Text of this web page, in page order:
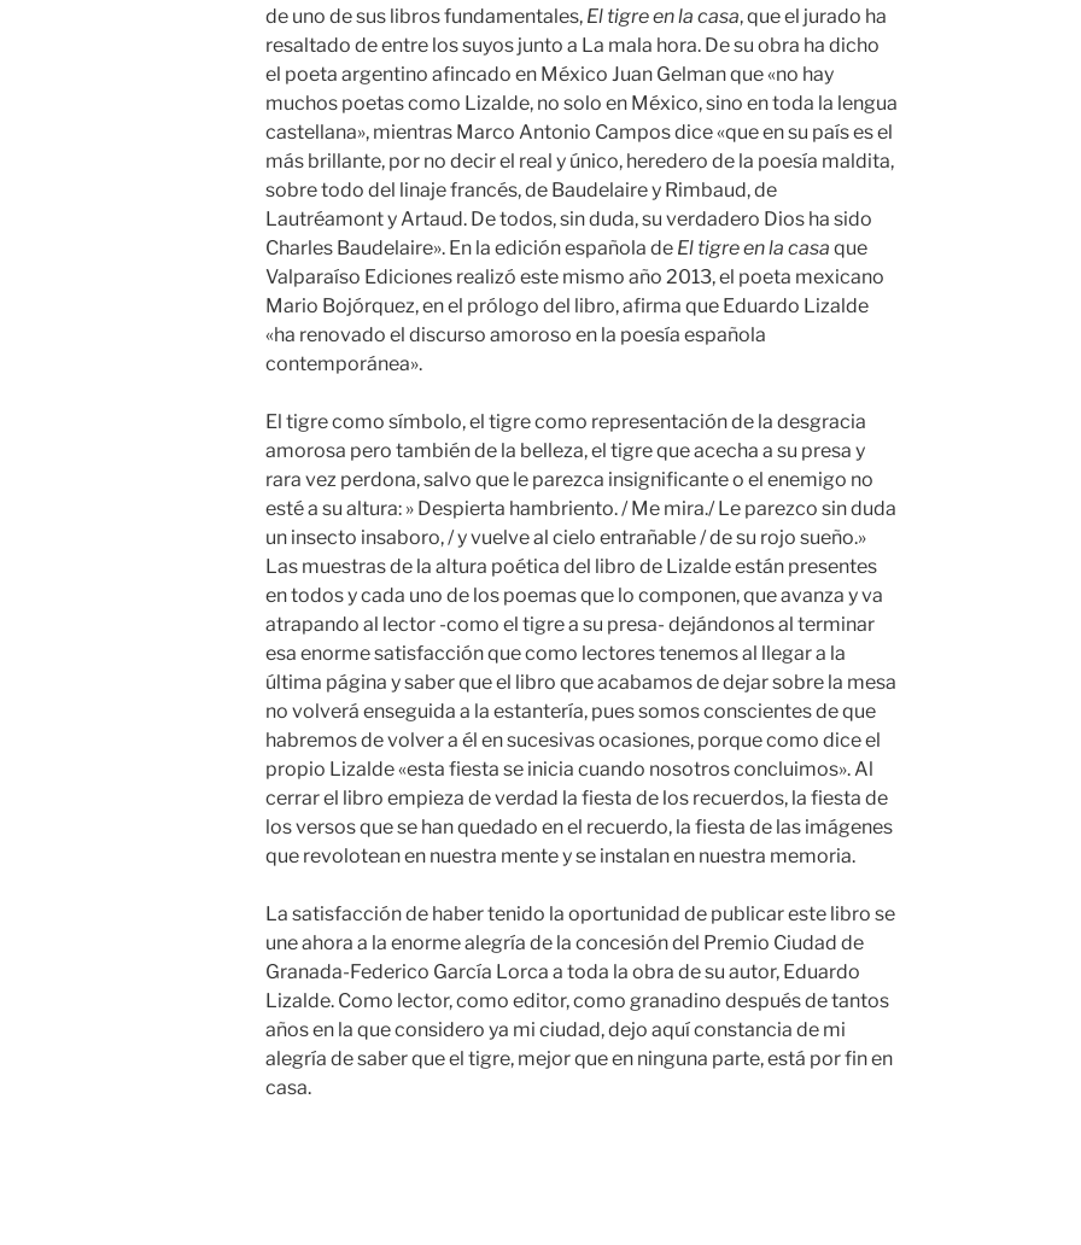
de uno de sus libros fundamentales, El tigre en la casa, que el jurado ha
resaltado de entre los suyos junto a La mala hora. De su obra ha dicho
el poeta argentino afincado en México Juan Gelman que «no hay
muchos poetas como Lizalde, no solo en México, sino en toda la lengua
castellana», mientras Marco Antonio Campos dice «que en su país es el
más brillante, por no decir el real y único, heredero de la poesía maldita,
sobre todo del linaje francés, de Baudelaire y Rimbaud, de
Lautréamont y Artaud. De todos, sin duda, su verdadero Dios ha sido
Charles Baudelaire». En la edición española de El tigre en la casa que
Valparaíso Ediciones realizó este mismo año 2013, el poeta mexicano
Mario Bojórquez, en el prólogo del libro, afirma que Eduardo Lizalde
«ha renovado el discurso amoroso en la poesía española
contemporánea».
El tigre como símbolo, el tigre como representación de la desgracia
amorosa pero también de la belleza, el tigre que acecha a su presa y
rara vez perdona, salvo que le parezca insignificante o el enemigo no
esté a su altura: » Despierta hambriento. / Me mira./ Le parezco sin duda
un insecto insaboro, / y vuelve al cielo entrañable / de su rojo sueño.»
Las muestras de la altura poética del libro de Lizalde están presentes
en todos y cada uno de los poemas que lo componen, que avanza y va
atrapando al lector -como el tigre a su presa- dejándonos al terminar
esa enorme satisfacción que como lectores tenemos al llegar a la
última página y saber que el libro que acabamos de dejar sobre la mesa
no volverá enseguida a la estantería, pues somos conscientes de que
habremos de volver a él en sucesivas ocasiones, porque como dice el
propio Lizalde «esta fiesta se inicia cuando nosotros concluimos». Al
cerrar el libro empieza de verdad la fiesta de los recuerdos, la fiesta de
los versos que se han quedado en el recuerdo, la fiesta de las imágenes
que revolotean en nuestra mente y se instalan en nuestra memoria.
La satisfacción de haber tenido la oportunidad de publicar este libro se
une ahora a la enorme alegría de la concesión del Premio Ciudad de
Granada-Federico García Lorca a toda la obra de su autor, Eduardo
Lizalde. Como lector, como editor, como granadino después de tantos
años en la que considero ya mi ciudad, dejo aquí constancia de mi
alegría de saber que el tigre, mejor que en ninguna parte, está por fin en
casa.